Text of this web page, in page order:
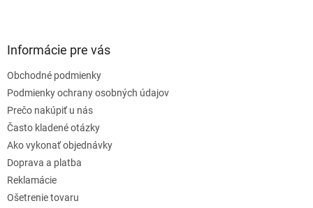
Informácie pre vás
Obchodné podmienky
Podmienky ochrany osobných údajov
Prečo nakúpiť u nás
Často kladené otázky
Ako vykonať objednávky
Doprava a platba
Reklamácie
Ošetrenie tovaru